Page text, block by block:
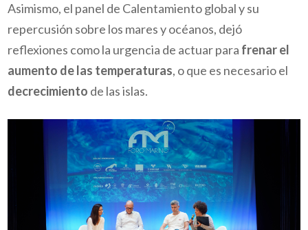
Asimismo, el panel de Calentamiento global y su
repercusión sobre los mares y océanos, dejó
reflexiones como la urgencia de actuar para frenar el
aumento de las temperaturas, o que es necesario el
decrecimiento de las islas.